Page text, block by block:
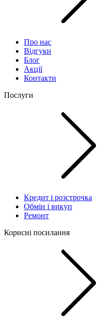
Про нас
Відгуки
Блог
Акції
Контакти
Послуги
Кредит і розстрочка
Обмін і викуп
Ремонт
Корисні посилання